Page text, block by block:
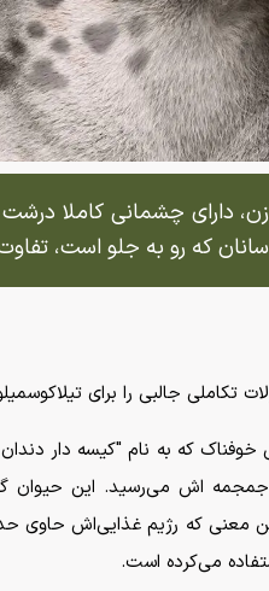
دارای چشمانی کاملا
که رو به جلو است،
تکاملی جالبی را برای
که به نام "کیسه دار
اش می‌رسید. این حیوان
می‌کرده است.